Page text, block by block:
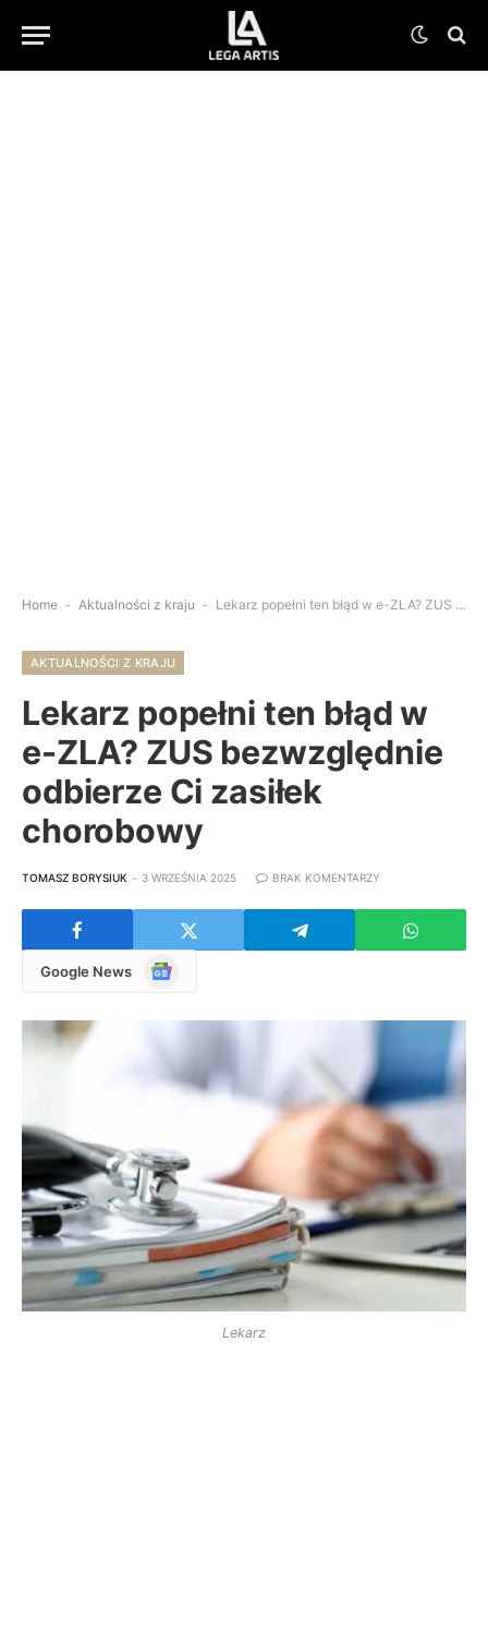
Home - Aktualności z kraju - Lekarz popełni ten błąd w e-ZLA? ZUS bezwzględnie odbierze Ci zasiłek chorobowy
AKTUALNOŚCI Z KRAJU
Lekarz popełni ten błąd w
e-ZLA? ZUS bezwzględnie
odbierze Ci zasiłek
chorobowy
TOMASZ BORYSIUK 3 WRZEŚNIA 2025 BRAK KOMENTARZY
Google News
Google
Lekarz